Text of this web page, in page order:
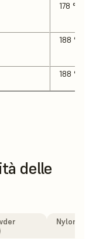
178 °C
188 °C
188 °C
delle
Nylon